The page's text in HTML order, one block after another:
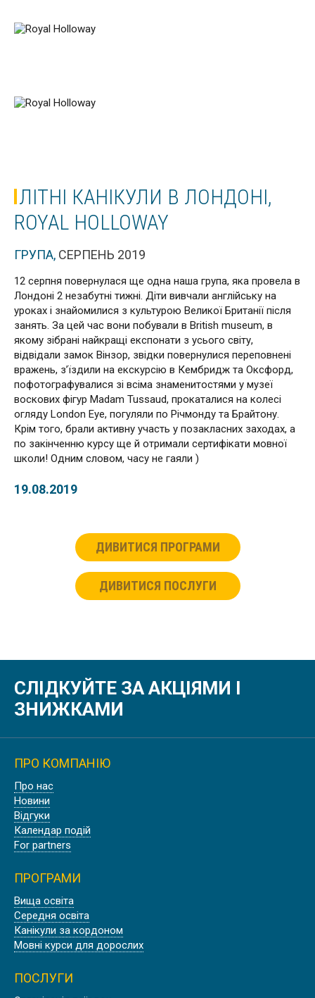
ЛІТНІ КАНІКУЛИ В ЛОНДОНІ,
ROYAL HOLLOWAY
ГРУПА, СЕРПЕНЬ 2019
12 серпня повернулася ще одна наша група, яка провела в
Лондоні 2 незабутні тижні. Діти вивчали англійську на
уроках і знайомилися з культурою Великої Британії після
занять. За цей час вони побували в British museum, в
якому зібрані найкращі експонати з усього світу,
відвідали замок Вінзор, звідки повернулися переповнені
вражень, з’їздили на екскурсію в Кембридж та Оксфорд,
пофотографувалися зі всіма знаменитостями у музеї
воскових фігур Madam Tussaud, прокаталися на колесі
огляду London Eye, погуляли по Річмонду та Брайтону.
Крім того, брали активну участь у позакласних заходах, а
по закінченню курсу ще й отримали сертифікати мовної
школи! Одним словом, часу не гаяли )
19.08.2019
ДИВИТИСЯ ПРОГРАМИ
ДИВИТИСЯ ПОСЛУГИ
СЛІДКУЙТЕ ЗА АКЦІЯМИ І
ЗНИЖКАМИ
ПРО КОМПАНІЮ
Про нас
Новини
Відгуки
Календар подій
For partners
ПРОГРАМИ
Вища освіта
Середня освіта
Канікули за кордоном
Мовні курси для дорослих
ПОСЛУГИ